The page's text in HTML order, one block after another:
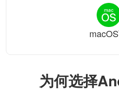
为何选择